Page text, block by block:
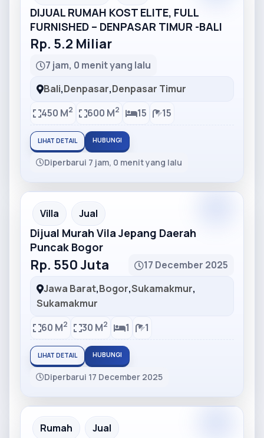
DIJUAL RUMAH KOST ELITE, FULL
FURNISHED – DENPASAR TIMUR -BALI
Rp. 5.2 Miliar
7 jam, 0 menit yang lalu
Bali,Denpasar,Denpasar Timur
450 M2 600 M2 15 15
LIHAT DETAIL HUBUNGI
Diperbarui 7 jam, 0 menit yang lalu
Partner Ad
Villa Jual
Dijual Murah Vila Jepang Daerah
Puncak Bogor
Rp. 550 Juta
17 December 2025
Jawa Barat,Bogor,Sukamakmur,
Sukamakmur
60 M2 30 M2 1 1
LIHAT DETAIL HUBUNGI
Diperbarui 17 December 2025
Partner Ad
Rumah Jual